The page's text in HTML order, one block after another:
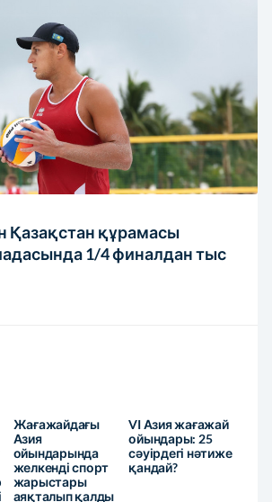
Қазақстан құрамасы
1/4 финалдан тыс
Жағажайдағы
Азия
ойындарында
желкенді спорт
жарыстары
аяқталып қалды
VI Азия жағажай
ойындары: 25
сәуірдегі нәтиже
қандай?